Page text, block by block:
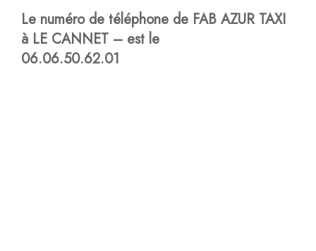
Le numéro de téléphone de FAB AZUR TAXI
à LE CANNET – est le
06.06.50.62.01